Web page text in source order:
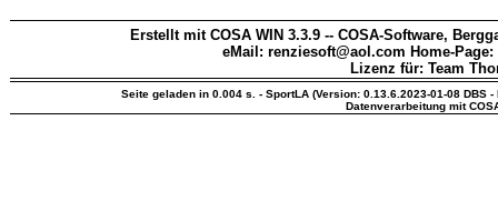
Erstellt mit COSA WIN 3.3.9 -- COSA-Software,
eMail: renziesoft@aol.com Home-Page:
Lizenz für: Team
Seite geladen in 0.004 s. - SportLA (Version: 0.13.6.2023-01-08 DBS
Datenverarbeitung mit